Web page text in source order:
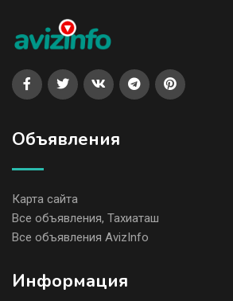
Объявления
Карта сайта
Все объявления, Тахиаташ
Все объявления AvizInfo
Информация